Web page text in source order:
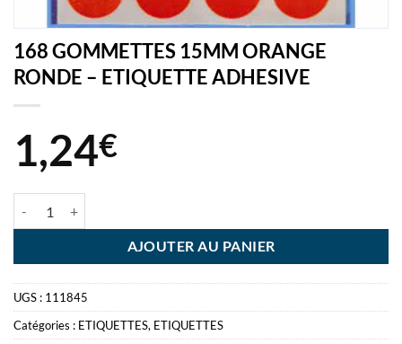
168 GOMMETTES 15MM ORANGE
RONDE – ETIQUETTE ADHESIVE
1,24€
AJOUTER AU PANIER
UGS : 111845
Catégories : ETIQUETTES, ETIQUETTES